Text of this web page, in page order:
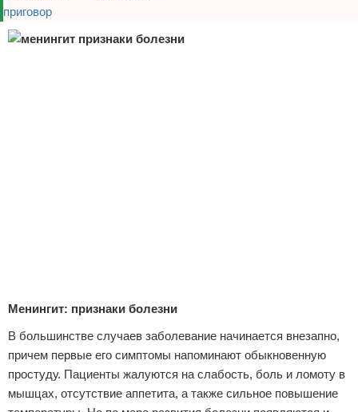
Менингит: признаки болезни
В большинстве случаев заболевание начинается внезапно,
причем первые его симптомы напоминают обыкновенную
простуду. Пациенты жалуются на слабость, боль и ломоту в
мышцах, отсутствие аппетита, а также сильное повышение